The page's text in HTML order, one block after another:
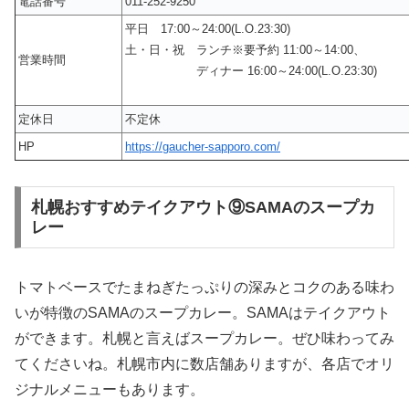
営業時間
平日 17:00～24:00(L.O.23:30)
土・日・祝 ランチ※要予約 11:00～14:00、
ディナー 16:00～24:00(L.O.23:30)
定休日
不定休
HP
https://gaucher-sapporo.com/
札幌おすすめテイクアウト⑨SAMAのスープカ
レー
トマトベースでたまねぎたっぷりの深みとコクのある味わ
いが特徴のSAMAのスープカレー。SAMAはテイクアウト
ができます。札幌と言えばスープカレー。ぜひ味わってみ
てくださいね。札幌市内に数店舗ありますが、各店でオリ
ジナルメニューもあります。